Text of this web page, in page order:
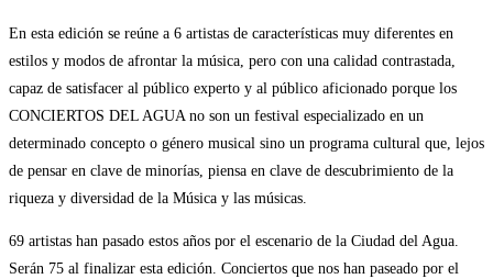
En esta edición se reúne a 6 artistas de características muy diferentes en
estilos y modos de afrontar la música, pero con una calidad contrastada,
capaz de satisfacer al público experto y al público aficionado porque los
CONCIERTOS DEL AGUA no son un festival especializado en un
determinado concepto o género musical sino un programa cultural que, lejos
de pensar en clave de minorías, piensa en clave de descubrimiento de la
riqueza y diversidad de la Música y las músicas.
69 artistas han pasado estos años por el escenario de la Ciudad del Agua.
Serán 75 al finalizar esta edición. Conciertos que nos han paseado por el